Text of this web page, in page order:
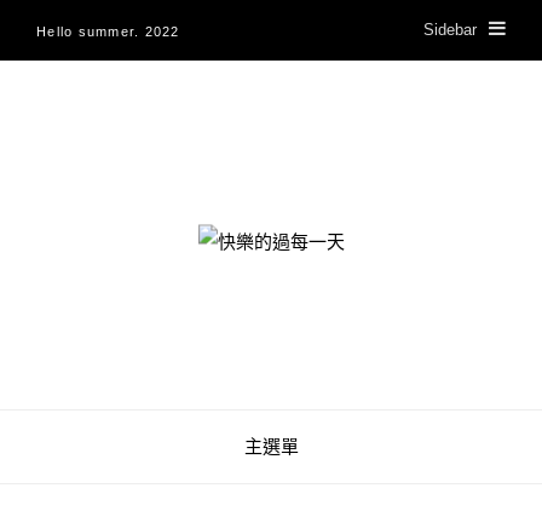
Hello summer. 2022 Sidebar
快樂的過每一天
主選單